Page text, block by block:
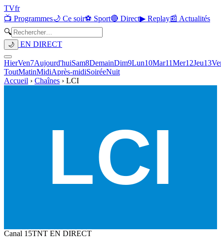
TVfr
📺 Programmes🌙 Ce soir⚽ Sport🔴 Direct▶ Replay📰 Actualités
🔍
🌙 EN DIRECT
HierVen7Aujourd'huiSam8DemainDim9Lun10Mar11Mer12Jeu13
ToutMatinMidiAprès-midiSoiréeNuit
Accueil › Chaînes › LCI
Canal 15TNT EN DIRECT